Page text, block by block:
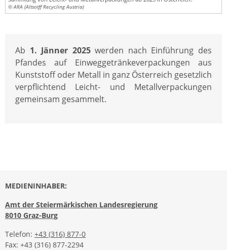
© ARA (Altsotff Recycling Austria)
Ab 1. Jänner 2025werden nach Einführung des
Pfandes auf Einweggetränkeverpackungen aus
Kunststoff oder Metall in ganz Österreich gesetzlich
verpflichtend Leicht- und Metallverpackungen
gemeinsam gesammelt.
MEDIENINHABER:
Amt der Steiermärkischen Landesregierung
8010 Graz-Burg
Telefon: +43 (316) 877-0
Fax: +43 (316) 877-2294